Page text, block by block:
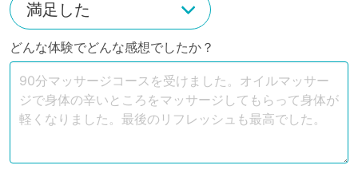
どんな体験でどんな感想でしたか？